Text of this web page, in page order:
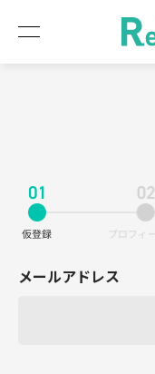
メールアドレス